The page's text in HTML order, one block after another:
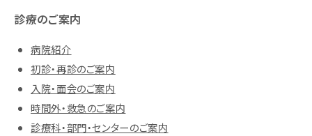
診療のご案内
病院紹介
初診・再診のご案内
入院・面会のご案内
時間外・救急のご案内
診療科・部門・センターのご案内